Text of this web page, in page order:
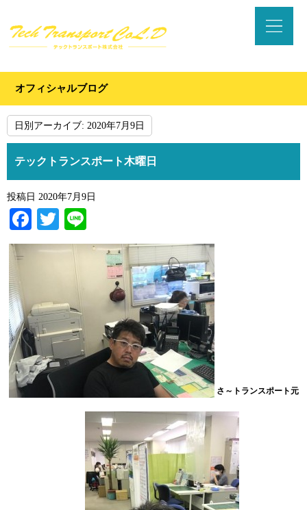
オフィシャルブログ
日別アーカイブ: 2020年7月9日
テックトランスポート木曜日
投稿日 2020年7月9日
Facebook
Twitter
さ～トランスポート元